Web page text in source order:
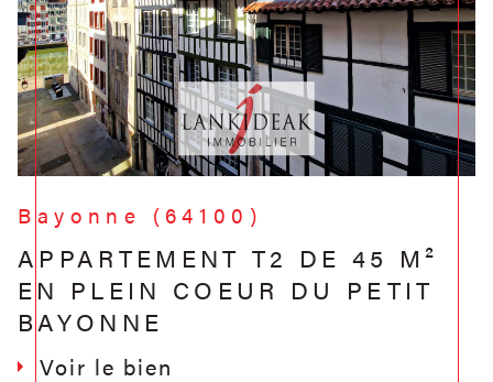
Bayonne (64100)
APPARTEMENT T2 DE 45 M²
EN PLEIN COEUR DU PETIT
BAYONNE
Voir le bien